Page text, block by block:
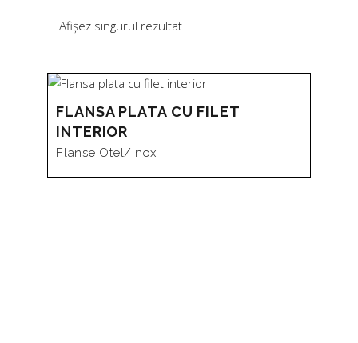
Afișez singurul rezultat
FLANSA PLATA CU FILET
INTERIOR
Flanse Otel/inox